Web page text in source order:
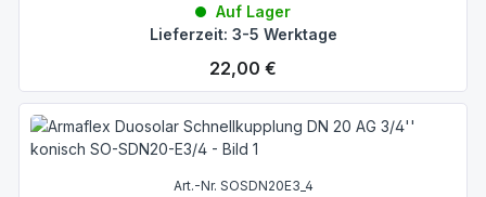
Auf Lager
Lieferzeit: 3-5 Werktage
Regulärer Preis:
22,00 €
Art.-Nr. SOSDN20E3_4